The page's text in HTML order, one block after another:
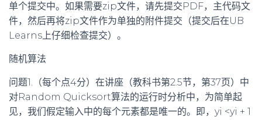
单个提交中。如果需要zip文件，请先提交PDF，主代码文
件，然后再将zip文件作为单独的附件提交（提交后在UB
Learns上仔细检查提交）。
随机算法
问题1.（每个点4分）在讲座（教科书第2.5节，第37页）中
对Random Quicksort算法的运行时分析中，为简单起
见，我们假定输入中的每个元素都是唯一的。即，yi <yi + 1